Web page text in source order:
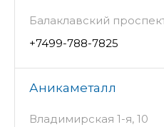
Балаклавский
+7499-788-7825
Аникаметалл
Владимирская 1-я, 10